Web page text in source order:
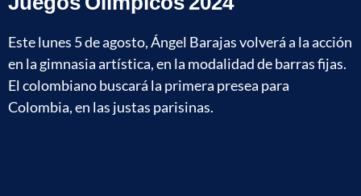
Este lunes 5 de agosto, Ángel Barajas volverá a la acción
en la gimnasia artística, en la modalidad de barras fijas.
El colombiano buscará la primera presea para
Colombia, en las justas parisinas.